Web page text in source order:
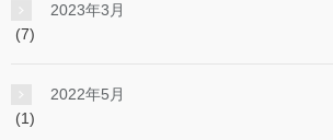
2023年3月
(7)
2022年5月
(1)